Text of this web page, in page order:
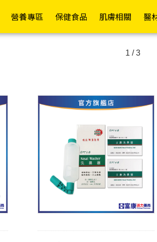
營養專區
成長配方(1歲以上)
增稠/代糖/膳食纖維
依品
力增飲
桂
倍
益富
達特仕
保健食品
維生素D/E/K
綜合維生素/礦物質
魚油/EPA/DHA/磷蝦油
納豆紅麴/苦瓜胜
鈣/葡萄糖胺/UCII
葉黃素/蝦紅素/山桑
依族群
女性
孕媽
送禮
肌膚相關
依品牌
Kamedis 卡
La Roche-
寶水
CeraVe 適樂
Cavaillès 卡
HandsWork
PEZRI 派翠
醫
體重計/體脂計
護具專區
護肘
護腰
護膝
護踝
黏貼型
包大人
行動復能
輪椅B款
輪椅坐墊
助行器
助步車
散步車
四腳拐
手杖/拐杖
1 / 3